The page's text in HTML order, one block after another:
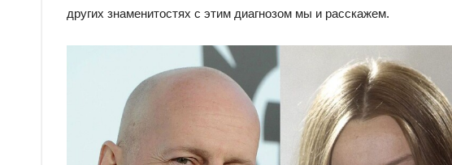
других знаменитостях с этим диагнозом мы и расскажем.